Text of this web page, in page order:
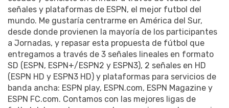
señales y plataformas de ESPN, el mejor futbol del
mundo. Me gustaría centrarme en América del Sur,
desde donde provienen la mayoría de los participantes
a Jornadas, y repasar esta propuesta de fútbol que
entregamos a través de 3 señales lineales en formato
SD (ESPN, ESPN+/ESPN2 y ESPN3), 2 señales en HD
(ESPN HD y ESPN3 HD) y plataformas para servicios de
banda ancha: ESPN play, ESPN.com, ESPN Magazine y
ESPN FC.com. Contamos con las mejores ligas de